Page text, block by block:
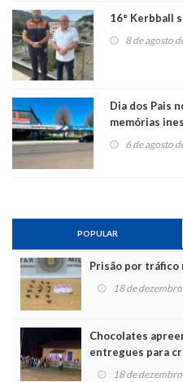
16° Kerbball
8 de agosto
Dia dos Pais
memórias
6 de agosto
POPULAR
Prisão por tráfico
18 de
Chocolates
entregues para
Noel 18 de